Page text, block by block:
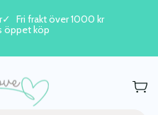
Fri frakt över 1000 kr
öppet köp